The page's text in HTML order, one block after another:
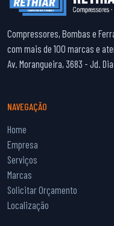
Compressores, Bombas e
com mais de 100 marcas e
Av. Morangueira, 3683 - Jd.
NAVEGAÇÃO
Home
Empresa
Serviços
Marcas
Solicitar Orçamento
Localização